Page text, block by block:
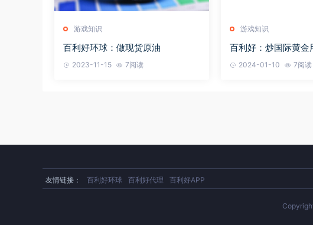
游戏知识
百利好环球：做现货原油
2023-11-15 7阅读
游戏知识
百利好：炒国际黄金
2024-01-10 7阅读
友情链接： 百利好环球 百利好代理 百利好APP